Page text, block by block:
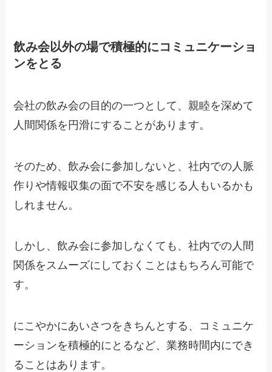
飲み会以外の場で積極的にコミュニケーショ
ンをとる
会社の飲み会の目的の一つとして、親睦を深めて
人間関係を円滑にすることがあります。
そのため、飲み会に参加しないと、社内での人脈
作りや情報収集の面で不安を感じる人もいるかも
しれません。
しかし、飲み会に参加しなくても、社内での人間
関係をスムーズに しておくことはもちろん可能で
す。
にこやかにあいさつをきちんとする、コミュニケ
ーションを積極的にとるなど、業務時間内にでき
ることはあります。